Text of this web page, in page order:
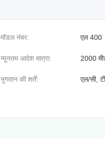
मॉडल नंबर: एल 400
न्यूनतम आदेश मात्रा: 2000
भुगतान की शर्तें: एल/सी,